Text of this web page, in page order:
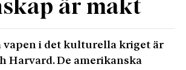
är makt
vapen i det kulturella kriget är
Harvard. De amerikanska